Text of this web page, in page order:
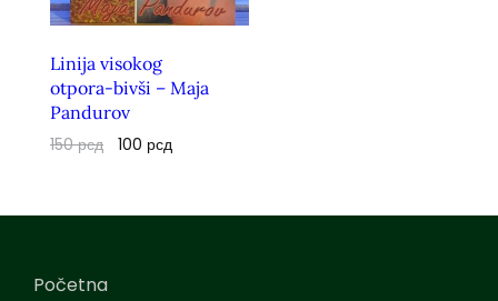
Linija visokog
otpora-bivši – Maja
Pandurov
150рсд 100 рсд
Početna